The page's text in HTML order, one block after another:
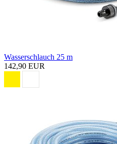
Wasserschlauch 25 m
142,90 EUR